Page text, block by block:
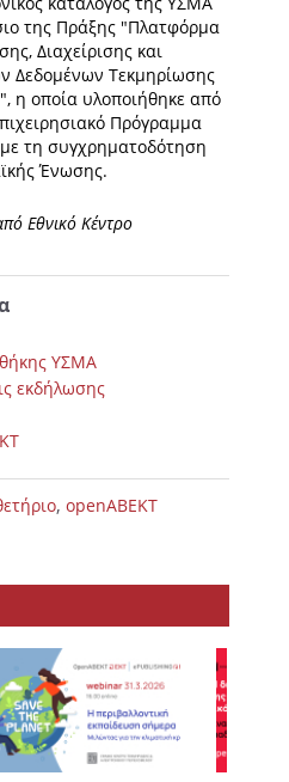
της Πράξης "Πλατφόρμα
Διαχείρισης και
Δεδομένων Τεκμηρίωσης
η οποία υλοποιήθηκε από
Πρόγραμμα
τη συγχρηματοδότηση
Ένωσης.
Εθνικό Κέντρο
ΥΣΜΑ
εκδήλωσης
, openABEKT